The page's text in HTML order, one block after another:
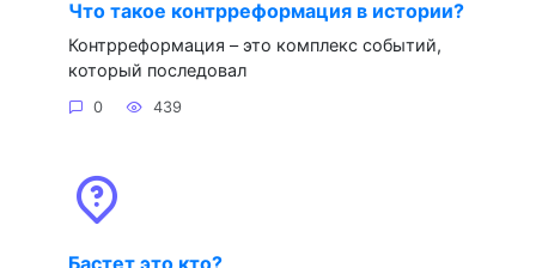
Что такое контрреформация в истории?
Контрреформация – это комплекс событий,
который последовал
0 439
Бастет это кто?